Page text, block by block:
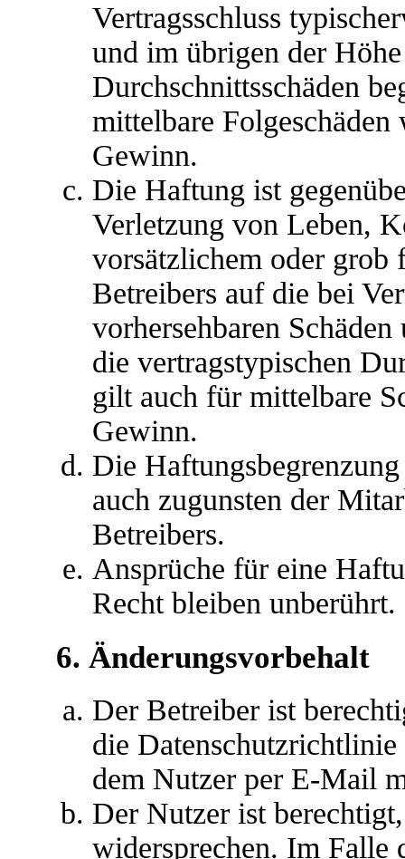
Vertragsschluss
und im übrigen der
Durchschnittsschäden
mittelbare Folgeschäden
Gewinn.
Die Haftung ist
Verletzung von Leben,
vorsätzlichem oder grob
Betreibers auf die bei
vorhersehbaren
die vertragstypischen
gilt auch für mittelbare
Gewinn.
Die
auch zugunsten der
Betreibers.
Ansprüche für eine
Recht bleiben unberührt.
6. Änderungsvorbehalt
Der Betreiber ist
die
dem Nutzer per E-Mail
Der Nutzer ist
widersprechen. Im Falle